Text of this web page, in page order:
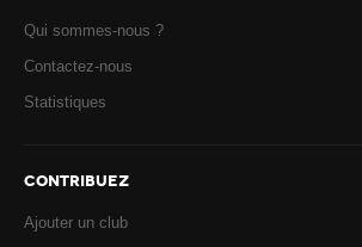
Qui sommes-nous ?
Contactez-nous
Statistiques
CONTRIBUEZ
Ajouter un club